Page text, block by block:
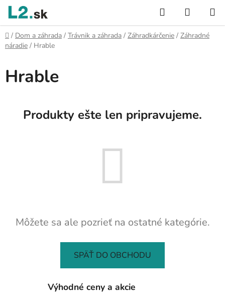
Prejsť
obsah
Hľadať
KOŠÍK
Domov
/ Dom a záhrada / Trávnik a záhrada / Záhradkárčenie / Záhradné
náradie / Hrable
Hrable
Produkty ešte len pripravujeme.
Môžete sa ale pozrieť na ostatné kategórie.
SPÄŤ DO OBCHODU
Výhodné ceny a akcie